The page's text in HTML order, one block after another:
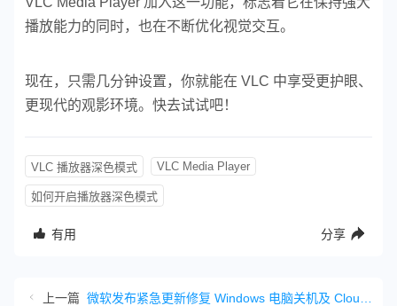
播放能力的同时，也在不断优化视觉交互。
现在，只需几分钟设置，你就能在 VLC 中享受更护眼、
更现代的观影环境。快去试试吧！
VLC 播放器深色模式 VLC Media Player
如何开启播放器深色模式
有用 分享
上一篇